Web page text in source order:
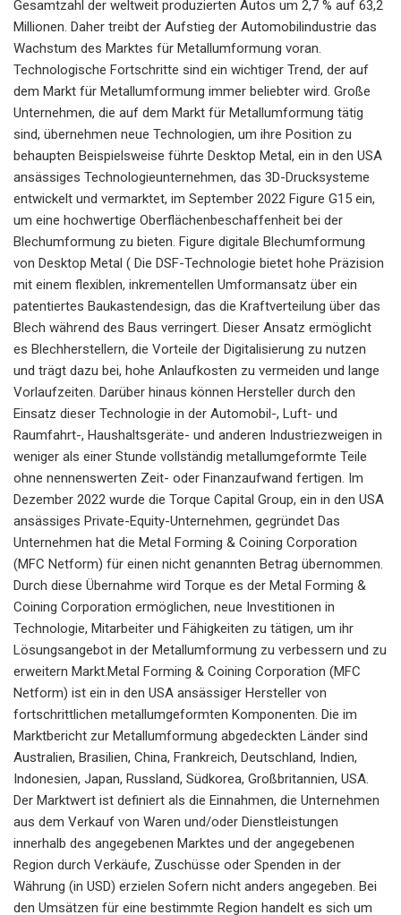
Gesamtzahl der weltweit produzierten Autos um 2,7 % auf 63,2
Millionen. Daher treibt der Aufstieg der Automobilindustrie das
Wachstum des Marktes für Metallumformung voran.
Technologische Fortschritte sind ein wichtiger Trend, der auf
dem Markt für Metallumformung immer beliebter wird. Große
Unternehmen, die auf dem Markt für Metallumformung tätig
sind, übernehmen neue Technologien, um ihre Position zu
behaupten Beispielsweise führte Desktop Metal, ein in den USA
ansässiges Technologieunternehmen, das 3D-Drucksysteme
entwickelt und vermarktet, im September 2022 Figure G15 ein,
um eine hochwertige Oberflächenbeschaffenheit bei der
Blechumformung zu bieten. Figure digitale Blechumformung
von Desktop Metal ( Die DSF-Technologie bietet hohe Präzision
mit einem flexiblen, inkrementellen Umformansatz über ein
patentiertes Baukastendesign, das die Kraftverteilung über das
Blech während des Baus verringert. Dieser Ansatz ermöglicht
es Blechherstellern, die Vorteile der Digitalisierung zu nutzen
und trägt dazu bei, hohe Anlaufkosten zu vermeiden und lange
Vorlaufzeiten. Darüber hinaus können Hersteller durch den
Einsatz dieser Technologie in der Automobil-, Luft- und
Raumfahrt-, Haushaltsgeräte- und anderen Industriezweigen in
weniger als einer Stunde vollständig metallumgeformte Teile
ohne nennenswerten Zeit- oder Finanzaufwand fertigen. Im
Dezember 2022 wurde die Torque Capital Group, ein in den USA
ansässiges Private-Equity-Unternehmen, gegründet Das
Unternehmen hat die Metal Forming & Coining Corporation
(MFC Netform) für einen nicht genannten Betrag übernommen.
Durch diese Übernahme wird Torque es der Metal Forming &
Coining Corporation ermöglichen, neue Investitionen in
Technologie, Mitarbeiter und Fähigkeiten zu tätigen, um ihr
Lösungsangebot in der Metallumformung zu verbessern und zu
erweitern Markt.Metal Forming & Coining Corporation (MFC
Netform) ist ein in den USA ansässiger Hersteller von
fortschrittlichen metallumgeformten Komponenten. Die im
Marktbericht zur Metallumformung abgedeckten Länder sind
Australien, Brasilien, China, Frankreich, Deutschland, Indien,
Indonesien, Japan, Russland, Südkorea, Großbritannien, USA.
Der Marktwert ist definiert als die Einnahmen, die Unternehmen
aus dem Verkauf von Waren und/oder Dienstleistungen
innerhalb des angegebenen Marktes und der angegebenen
Region durch Verkäufe, Zuschüsse oder Spenden in der
Währung (in USD) erzielen Sofern nicht anders angegeben. Bei
den Umsätzen für eine bestimmte Region handelt es sich um